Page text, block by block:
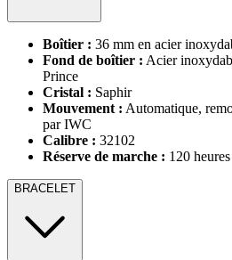
Boîtier : 36 mm en acier
Fond de boîtier : Acier
Prince
Cristal : Saphir
Mouvement : Automatique,
par IWC
Calibre : 32102
Réserve de marche : 120 heures
BRACELET